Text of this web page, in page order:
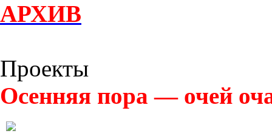
АРХИВ
Проекты
Осенняя пора — очей